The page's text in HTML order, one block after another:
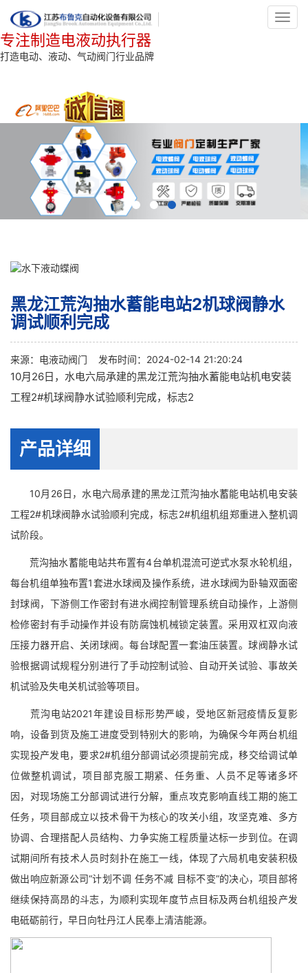
专注制造电液动执行器
打造电动、液动、气动阀门行业品牌
黑龙江荒沟抽水蓄能电站2机球阀静水
调试顺利完成
来源： 电液动阀门 发布时间：2024-02-14 21:20:24
10月26日，水电六局承建的黑龙江荒沟抽水蓄能电站机电安装
工程2#机球阀静水试验顺利完成，标志2
产品详细
10月26日，水电六局承建的黑龙江荒沟抽水蓄能电站机电安装
工程2#机球阀静水试验顺利完成，标志2#机组机组郑重进入整机调
试阶段。
荒沟抽水蓄能电站共布置有4台单机混流可逆式水泵水轮机组，
每台机组单独布置1套进水球阀及操作系统，进水球阀为卧轴双面密
封球阀，下游侧工作密封有进水阀控制管理系统自动操作，上游侧
检修密封有手动操作并设有防腐蚀机械锁定装置。采用双杠双向液
压接力器开启、关闭球阀。每台球配置一套油压装置。球阀静水试
验根据调试规程分别进行了手动控制试验、自动开关试验、事故关
机试验及失电关机试验等项目。
荒沟电站2021年建设目标形势严峻，受地区新冠疫情反复影
响，设备到货及施工进度受到特别大的影响，为确保今年两台机组
实现投产发电，要求2#机组分部调试必须提前完成，移交给调试单
位做整机调试，项目部克服工期紧、任务重、人员不足等诸多坏
因，对现场施工分部调试进行分解，重点攻克影响直线工期的施工
任务，项目部成立以技术骨干为核心的攻关小组，攻坚克难、多方
协调、合理搭配人员结构、力争实施工程质量达标一步到位。在调
试期间所有技术人员时刻扑在施工一线，体现了六局机电安装积极
做出响应新源公司“计划不调 任务不减 目标不变”的决心，项目部将
继续保持高昂的斗志，为顺利实现年度节点目标及两台机组投产发
电砥砺前行，早日向牡丹江人民奉上清洁能源。